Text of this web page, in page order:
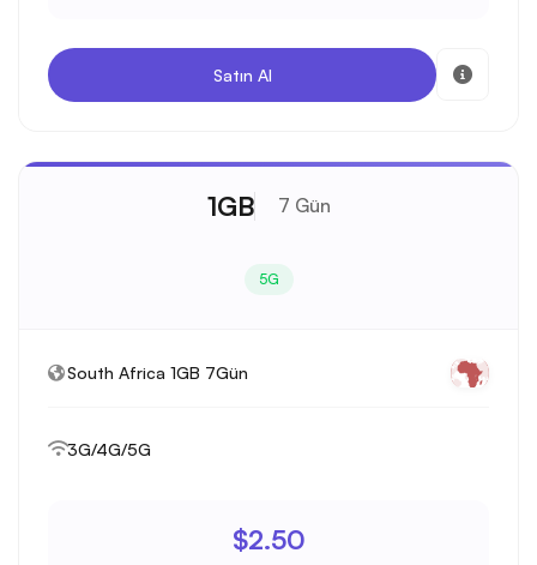
Satın Al
1GB 7 Gün
5G
South Africa 1GB 7Gün
3G/4G/5G
$2.50